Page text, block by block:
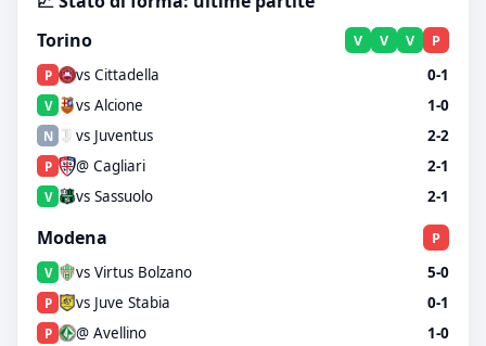
Torino
V V V P
P vs Cittadella 0-1
V vs Alcione 1-0
N vs Juventus 2-2
P @ Cagliari 2-1
V vs Sassuolo 2-1
Modena P
V vs Virtus Bolzano 5-0
P vs Juve Stabia 0-1
P @ Avellino 1-0